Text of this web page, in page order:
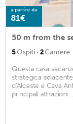
a partire da
81€
5Ospiti · 2Camere
Questa casa
strategica
d'Alceste e Cava
principali attrazioni